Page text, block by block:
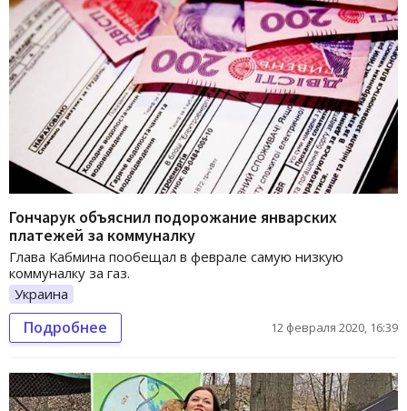
Гончарук объяснил подорожание январских
платежей за коммуналку
Глава Кабмина пообещал в феврале самую низкую
коммуналку за газ.
Украина
Подробнее 12 февраля 2020, 16:39